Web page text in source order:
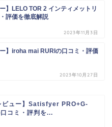
】LELO TOR 2 インティメットリ
評価を徹底解説
2023年11月3日
ー】iroha mai RURIの口コミ・評価
2023年10月27日
ビュー】Satisfyer PRO+G-
コミ・評判を...